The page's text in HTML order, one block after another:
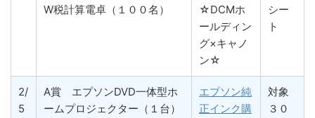
W税計算電卓（１００名）
☆DCMホ
ールディン
グ×キャノ
ン☆
シー
ト
2/
5
A賞 エプソンDVD一体型ホ
ームプロジェクター（１台）
エプソン純
正インク購
対象
３０